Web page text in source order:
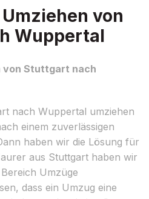
von
Wuppertal
von Stuttgart nach
nach Wuppertal umziehen
einem zuverlässigen
haben wir die Lösung für
aus Stuttgart haben wir
Umzüge
dass ein Umzug eine